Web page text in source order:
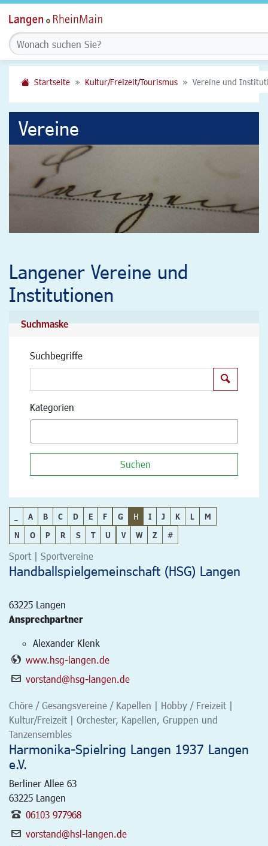
Startseite Kultur/Freizeit/Tourismus Vereine und
Vereine
Langener Vereine und
Institutionen
Suchmaske
Suchbegriffe
Kategorien
Suchen
A B C D E F G H I J K L
M
N
O P R S T U V W Z #
Sport | Sportvereine
Handballspielgemeinschaft (HSG) Langen
63225 Langen
Ansprechpartner
Alexander Klenk
www.hsg-langen.de
vorstand@hsg-langen.de
Chöre / Gesangsvereine / Kapellen | Hobby / Freizeit |
Kultur/Freizeit | Orchester, Kapellen, Gruppen und
Tanzensembles
Harmonika-Spielring Langen 1937 Langen
e.V.
Berliner Allee 63
63225 Langen
06103 977968
vorstand@hsl-langen.de